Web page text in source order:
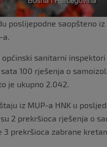
poslijepodne saopšteno
a.
općinski sanitarni
100 rješenja o
je ukupno 2.042.
iz MUP-a HNK u
2 prekršioca rješenja o
3 prekršioca zabrane